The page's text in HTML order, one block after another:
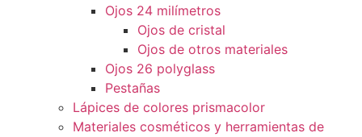
Ojos 24 milímetros
Ojos de cristal
Ojos de otros materiales
Ojos 26 polyglass
Pestañas
Lápices de colores prismacolor
Materiales cosméticos y herramientas de